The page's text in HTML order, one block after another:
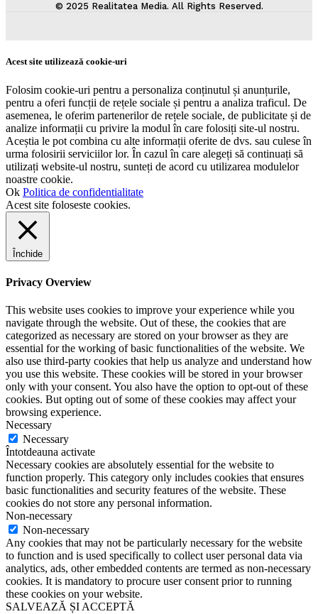
© 2025 Realitatea Media. All Rights Reserved.
Acest site utilizează cookie-uri
Folosim cookie-uri pentru a personaliza conținutul și anunțurile,
pentru a oferi funcții de rețele sociale și pentru a analiza traficul. De
asemenea, le oferim partenerilor de rețele sociale, de publicitate și de
analize informații cu privire la modul în care folosiți site-ul nostru.
Aceștia le pot combina cu alte informații oferite de dvs. sau culese în
urma folosirii serviciilor lor. În cazul în care alegeți să continuați să
utilizați website-ul nostru, sunteți de acord cu utilizarea modulelor
noastre cookie.
Ok Politica de confidentialitate
Acest site foloseste cookies.
Închide
Privacy Overview
This website uses cookies to improve your experience while you
navigate through the website. Out of these, the cookies that are
categorized as necessary are stored on your browser as they are
essential for the working of basic functionalities of the website. We
also use third-party cookies that help us analyze and understand how
you use this website. These cookies will be stored in your browser
only with your consent. You also have the option to opt-out of these
cookies. But opting out of some of these cookies may affect your
browsing experience.
Necessary
Necessary
Întotdeauna activate
Necessary cookies are absolutely essential for the website to
function properly. This category only includes cookies that ensures
basic functionalities and security features of the website. These
cookies do not store any personal information.
Non-necessary
Non-necessary
Any cookies that may not be particularly necessary for the website
to function and is used specifically to collect user personal data via
analytics, ads, other embedded contents are termed as non-necessary
cookies. It is mandatory to procure user consent prior to running
these cookies on your website.
SALVEAZĂ ȘI ACCEPTĂ